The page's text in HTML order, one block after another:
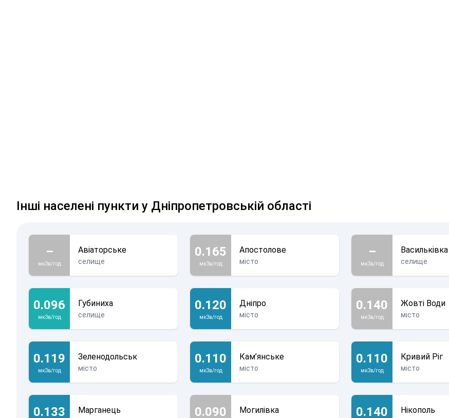
Інші населені пункти у Дніпропетровській області
–
мкЗв/год
Авіаторське
селище
0.165
мкЗв/год
Апостолове
місто
–
мкЗв/год
Васильківка
селище
0.096
мкЗв/год
Губиниха
селище
0.120
мкЗв/год
Дніпро
місто
0.140
мкЗв/год
Жовті Води
місто
0.119
мкЗв/год
Зеленодольськ
місто
0.110
мкЗв/год
Кам’янське
місто
0.110
мкЗв/год
Кривий Ріг
місто
0.133 Марганець 0.090 Могилівка 0.140 Нікополь